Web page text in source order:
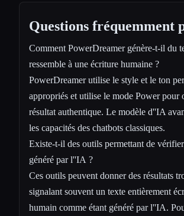
Questions fréquemment
Comment PowerDreamer génère-t-il du
ressemble à une écriture humaine ?
PowerDreamer utilise le style et le ton
appropriés et utilise le mode Power pour
résultat authentique. Le modèle d''IA
les capacités des chatbots classiques.
Existe-t-il des outils permettant de
généré par l''IA ?
Ces outils peuvent donner des résultats
signalant souvent un texte entièrement
humain comme étant généré par l''IA.